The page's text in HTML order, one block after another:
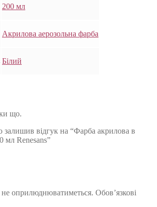
200 мл
Акрилова аерозольна фарба
Білий
що.
залишив відгук на “Фарба акрилова в
мл Renesans”
оприлюднюватиметься. Обов’язкові